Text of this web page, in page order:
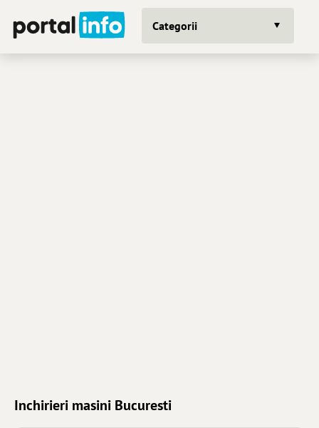
Categorii
Inchirieri masini Bucuresti